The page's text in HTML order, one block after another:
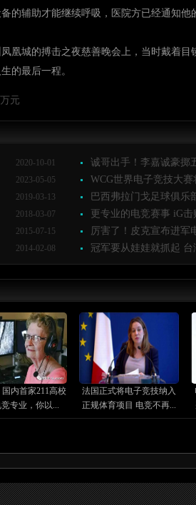
的辅助才能继续呼吸，医院方已经通知
凰城的搏击之夜慈善晚会上，当时戴着目
的最后一程。
元
2020-10-01 诚哥出手！李嘉诚豪掷
2023-05-05 WCG世界电子竞技大
2019-03-13 巴西弗拉门戈足球俱乐
2018-03-07 更专业的电竞赛事 iG
2015-07-15 厉害了！皮克宣布进军
2014-02-08 冠军要从娃娃就抓起
国内首家211高校
专业，你以...
法国正式将电子竞技纳入
正规体育项目 电竞不再...